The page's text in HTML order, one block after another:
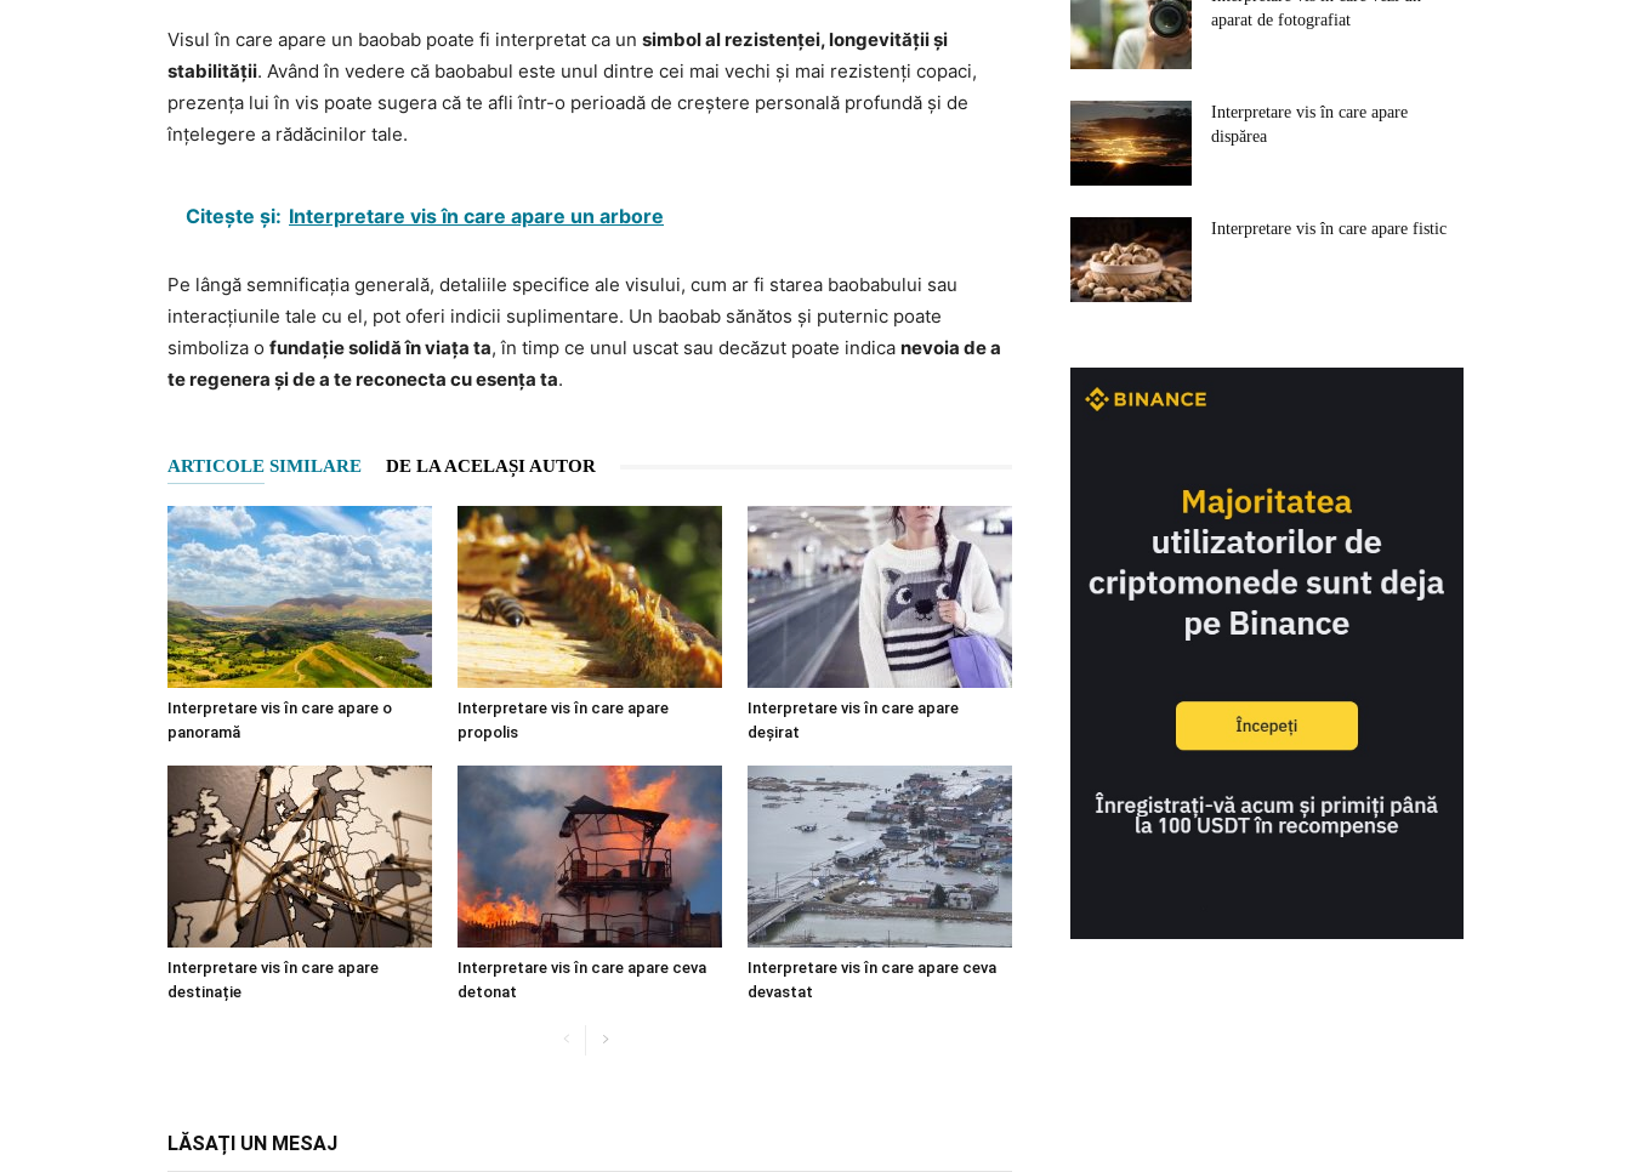
Visul în care apare un baobab poate fi interpretat ca un simbol al rezistenței, longevității și
stabilității. Având în vedere că baobabul este unul dintre cei mai vechi și mai rezistenți copaci,
prezența lui în vis poate sugera că te afli într-o perioadă de creștere personală profundă și de
înțelegere a rădăcinilor tale.
Citește și: Interpretare vis în care apare un arbore
Pe lângă semnificația generală, detaliile specifice ale visului, cum ar fi starea baobabului sau
interacțiunile tale cu el, pot oferi indicii suplimentare. Un baobab sănătos și puternic poate
simboliza o fundație solidă în viața ta, în timp ce unul uscat sau decăzut poate indica nevoia de a
te regenera și de a te reconecta cu esența ta.
ARTICOLE SIMILARE DE LA ACELAȘI AUTOR
Interpretare vis în care apare o
panoramă
Interpretare vis în care apare
propolis
Interpretare vis în care apare
deșirat
Interpretare vis în care apare
destinație
Interpretare vis în care apare ceva
detonat
Interpretare vis în care apare ceva
devastat
LĂSAȚI UN MESAJ
aparat de fotografiat
Interpretare vis în care apare
dispărea
Interpretare vis în care apare fistic